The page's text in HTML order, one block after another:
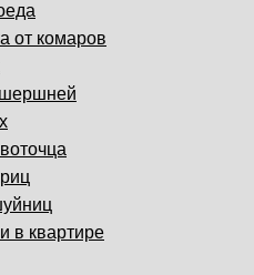
от комаров
шершней
в квартире